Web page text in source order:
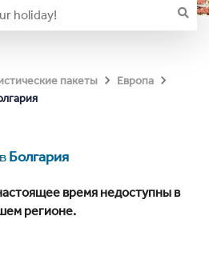
пакеты
Европа
Болгария
время недоступны в
регионе.